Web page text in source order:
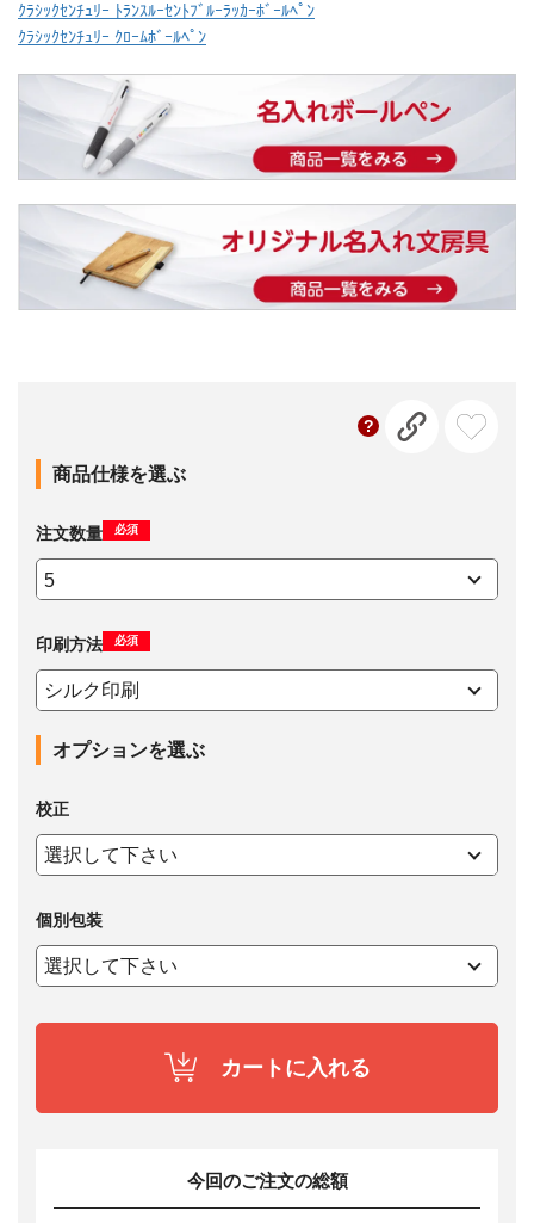
ｸﾗｼｯｸｾﾝﾁｭﾘｰ ﾄﾗﾝｽﾙｰｾﾝﾄﾌﾞﾙｰﾗｯｶｰﾎﾞｰﾙﾍﾟﾝ
ｸﾗｼｯｸｾﾝﾁｭﾘｰ ｸﾛｰﾑﾎﾞｰﾙﾍﾟﾝ
商品仕様を選ぶ
注文数量 必須
印刷方法 必須
オプションを選ぶ
校正
個別包装
カートに入れる
今回のご注文の総額